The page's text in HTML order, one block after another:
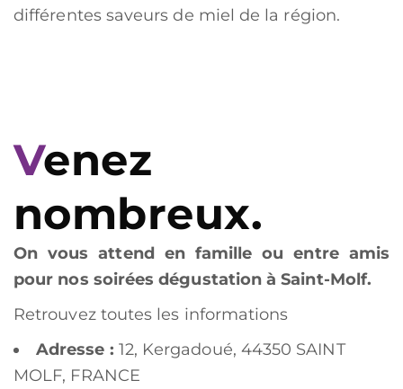
différentes saveurs de miel de la région.
Venez
nombreux.
On vous attend en famille ou entre amis
pour nos soirées dégustation à Saint-Molf.
Retrouvez toutes les informations
Adresse : 12, Kergadoué, 44350 SAINT
MOLF, FRANCE